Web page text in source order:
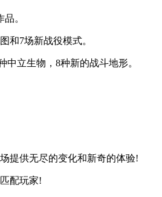
。
和7场新战役模式。
中立生物，8种新的战斗地形。
提供无尽的变化和新奇的体验!
配玩家!